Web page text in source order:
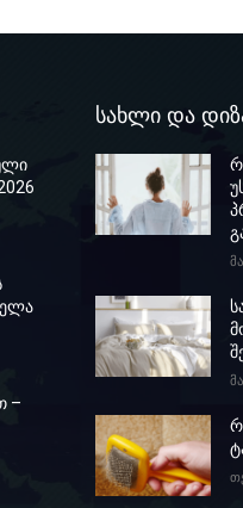
–
სახლი და